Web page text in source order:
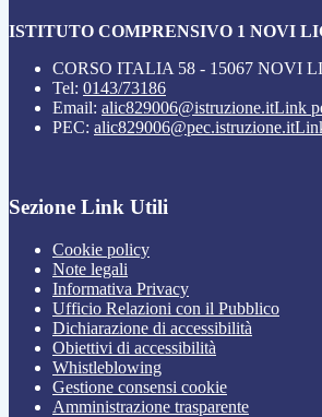
ISTITUTO COMPRENSIVO 1 NOVI
CORSO ITALIA 58 - 15067 NOVI
Tel: 0143/73186
Email: alic829006@istruzione.itLink
PEC: alic829006@pec.istruzione.it
Sezione Link Utili
Cookie policy
Note legali
Informativa Privacy
Ufficio Relazioni con il Pubblico
Dichiarazione di accessibilità
Obiettivi di accessibilità
Whistleblowing
Gestione consensi cookie
Amministrazione trasparente